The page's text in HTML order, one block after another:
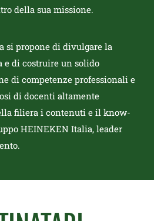
della sua missione.
si propone di divulgare la
e di costruire un solido
di competenze professionali e
di docenti altamente
filiera i contenuti e il know-
HEINEKEN Italia, leader